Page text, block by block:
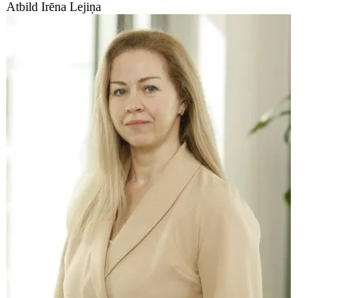
Atbild Irēna Lejiņa